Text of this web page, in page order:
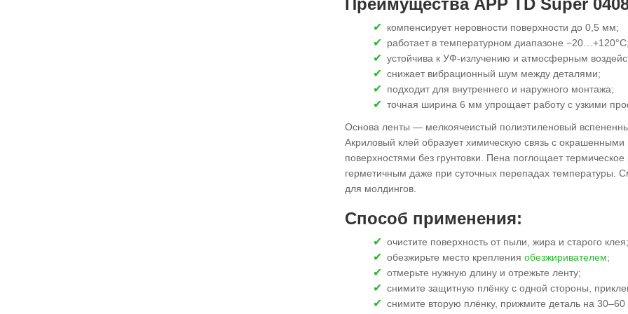
Преимущества APP TD Super
компенсирует неровности поверхности до 0,5 мм;
работает в температурном диапазоне
устойчива к УФ-излучению и атмосферным
снижает вибрационный шум между деталями;
подходит для внутреннего и наружного монтажа;
точная ширина 6 мм упрощает работу с узкими
Основа ленты — мелкоячеистый полиэтиленовый
Акриловый клей образует химическую связь с
поверхностями без грунтовки. Пена поглощает
герметичным даже при суточных перепадах температуры.
для молдингов.
Способ применения:
очистите поверхность от пыли, жира и старого клея;
обезжирьте место крепления обезжиривателем;
отмерьте нужную длину и отрежьте ленту;
снимите защитную плёнку с одной стороны,
снимите вторую плёнку, прижмите деталь на 30–60